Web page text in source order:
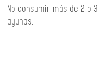
No consumir más de 2 o
ayunas.